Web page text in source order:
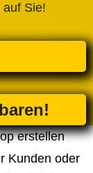
Sie!
erstellen
Kunden oder